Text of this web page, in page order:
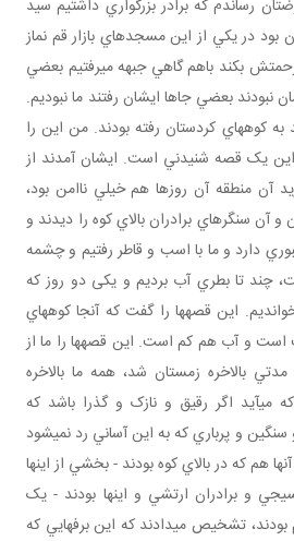
رساندم که برادر بزرگواري داشتيم سيد
بود در يکي از اين مسجدهاي بازار قم نماز
بکند باهم گاهي جبهه مي رفتيم بعضي
نبودند بعضي جاها ايشان رفتند ما نبوديم.
کوه هاي کردستان رفته بودند. من اين را
اين يک قصه شنيدني است. ايشان آمدند از
آن منطقه آن روزها هم خيلي ناامن بود،
آن سنگرهاي برادران بالاي کوه را ديدند و
دارد و ما با اسب و قاطر رفتيم و چشمه
چند تا بطري آب برديم و يکی دو روز که
خوانديم. اين قصه ها را گفت که آنجا کوه هاي
و آب هم کم است. اين قصه ها را ما از
بالاخره زمستان شد، همه ما بالاخره
مي آيد اگر رقيق و نازک و گذرا باشد که
و پرباري که به اين آساني رد نمي شود
هم که در بالاي کوه بودند - بخشي از اينها
و برادران ارتشي و اينها بودند - يک
تشخيص مي دادند که اين برف هايي که